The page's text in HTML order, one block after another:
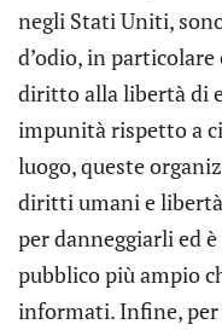
negli Stati Uniti,
d’odio, in
diritto alla libertà di
impunità rispetto a
luogo, queste
diritti umani e
per danneggiarli ed
pubblico più ampio
informati. Infine,